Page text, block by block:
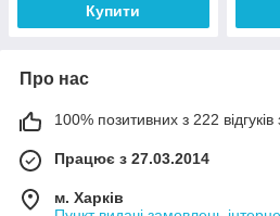
Купити
Про нас
100% позитивних з 222 відгуків
Працює з 27.03.2014
м. Харків